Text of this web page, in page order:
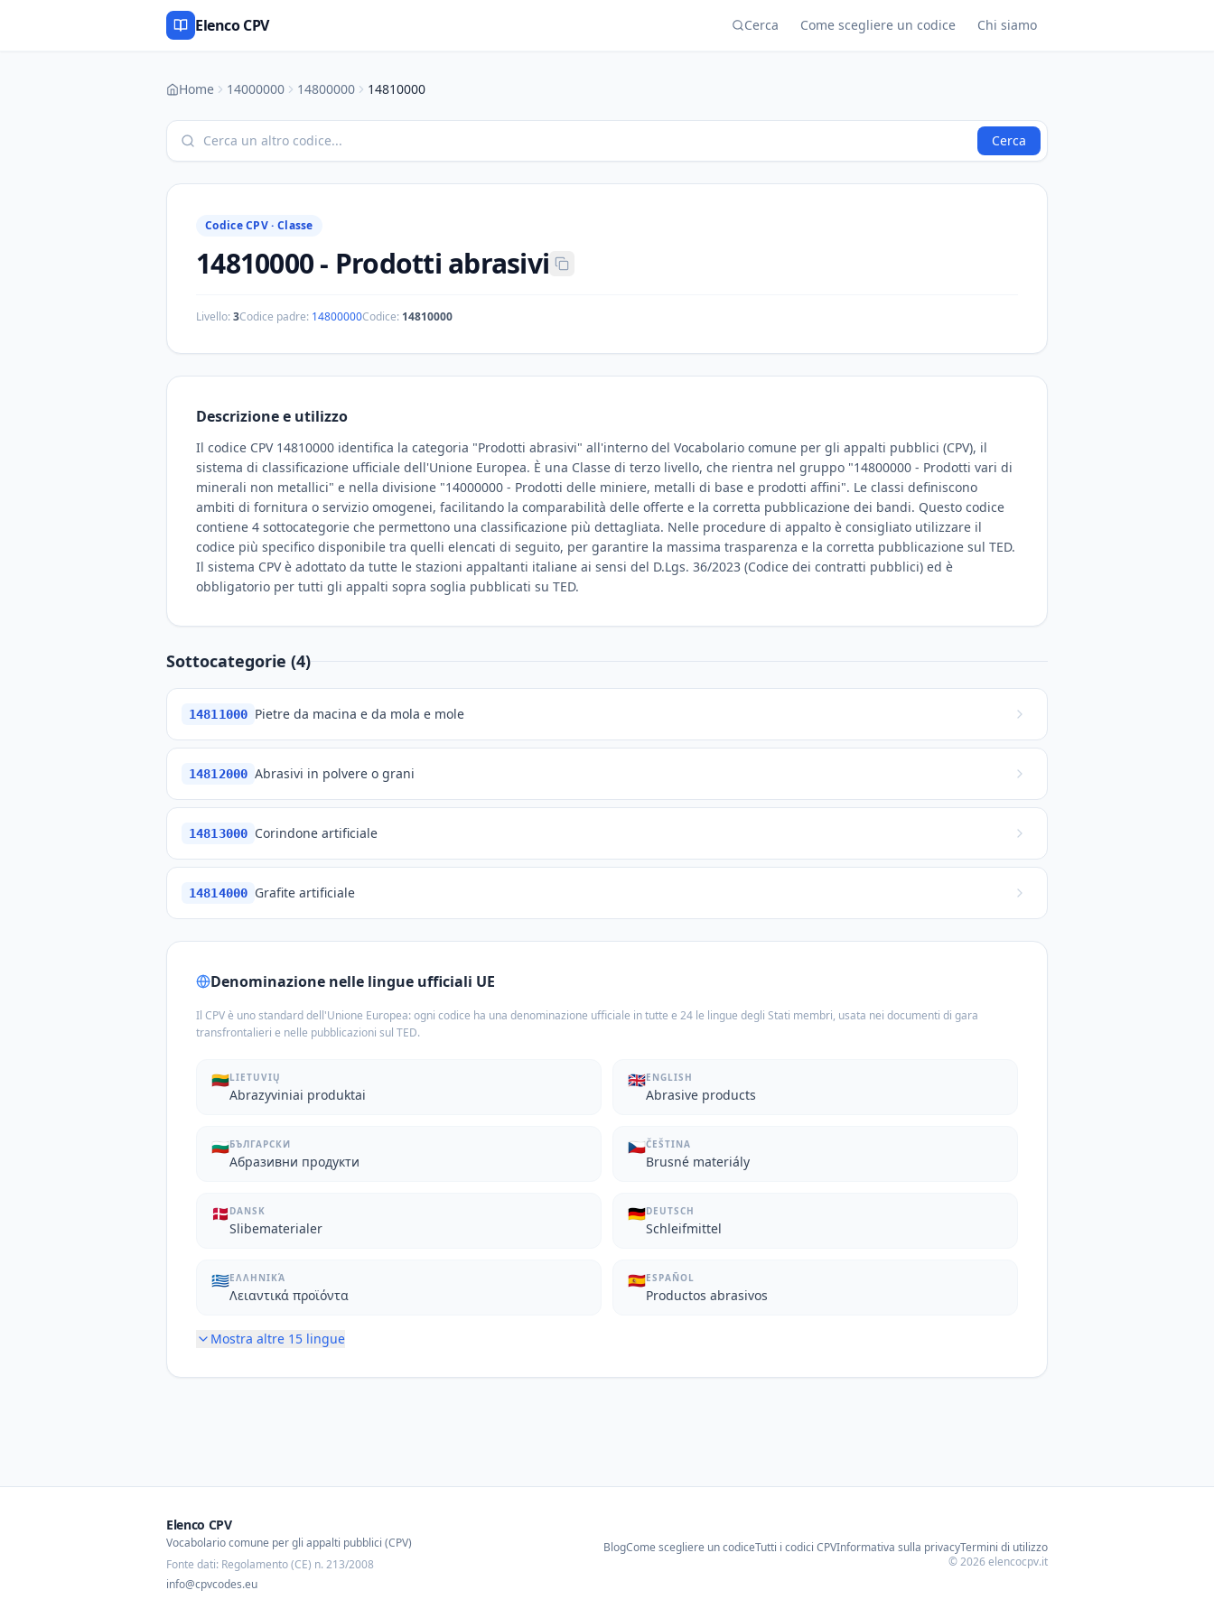
Elenco CPV Cerca Come scegliere un codice Chi siamo
Home 14000000 14800000 14810000
Cerca
Codice CPV · Classe
14810000- Prodotti abrasivi
Livello:3Codice padre: 14800000Codice: 14810000
Descrizione e utilizzo
Il codice CPV 14810000 identifica la categoria "Prodotti abrasivi" all'interno del Vocabolario comune per gli appalti pubblici (CPV), il
sistema di classificazione ufficiale dell'Unione Europea. È una Classe di terzo livello, che rientra nel gruppo "14800000 - Prodotti vari di
minerali non metallici" e nella divisione "14000000 - Prodotti delle miniere, metalli di base e prodotti affini". Le classi definiscono
ambiti di fornitura o servizio omogenei, facilitando la comparabilità delle offerte e la corretta pubblicazione dei bandi. Questo codice
contiene 4 sottocategorie che permettono una classificazione più dettagliata. Nelle procedure di appalto è consigliato utilizzare il
codice più specifico disponibile tra quelli elencati di seguito, per garantire la massima trasparenza e la corretta pubblicazione sul TED.
Il sistema CPV è adottato da tutte le stazioni appaltanti italiane ai sensi del D.Lgs. 36/2023 (Codice dei contratti pubblici) ed è
obbligatorio per tutti gli appalti sopra soglia pubblicati su TED.
Sottocategorie (4)
14811000 Pietre da macina e da mola e mole
14812000 Abrasivi in polvere o grani
14813000 Corindone artificiale
14814000 Grafite artificiale
Denominazione nelle lingue ufficiali UE
Il CPV è uno standard dell'Unione Europea: ogni codice ha una denominazione ufficiale in tutte e 24 le lingue degli Stati membri, usata nei documenti di gara
transfrontalieri e nelle pubblicazioni sul TED.
🇱🇹LIETUVIŲ
Abrazyviniai produktai
🇬🇧ENGLISH
Abrasive products
🇧🇬БЪЛГАРСКИ
Абразивни продукти
🇨🇿ČEŠTINA
Brusné materiály
🇩🇰 DANSK
Slibematerialer
🇩🇪DEUTSCH
Schleifmittel
🇬🇷ΕΛΛΗΝΙΚΆ
Λειαντικά προϊόντα
🇪🇸ESPAÑOL
Productos abrasivos
Mostra altre 15 lingue
Elenco CPV
Vocabolario comune per gli appalti pubblici (CPV)
Fonte dati: Regolamento (CE) n. 213/2008
info@cpvcodes.eu
BlogCome scegliere un codiceTutti i codici CPVInformativa sulla privacyTermini di utilizzo
©2026elencocpv.it